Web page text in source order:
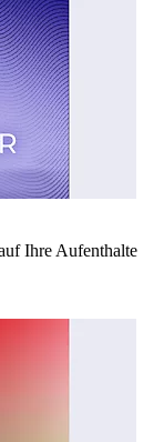
Ihre Aufenthalte